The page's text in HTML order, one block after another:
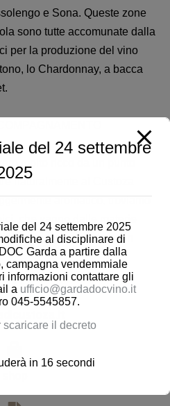
e Sona. Queste zone
sono tutte accomunate dalla
per la produzione del vino
lo Chardonnay, a bacca
naturalmente al Custoza
aromatico, troviamo
e pietanze cucinate in
del 24 settembre
del 24 settembre 2025
al disciplinare di
Garda a partire dalla
campagna vendemmiale
informazioni contattare gli
a ufficio@gardadocvino.it
045-5545857.
scaricare il decreto
in 16 secondi